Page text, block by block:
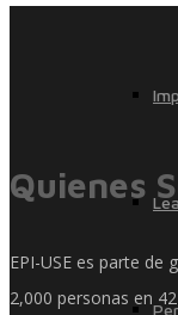
Quienes
EPI-USE es parte de
2,000 personas en